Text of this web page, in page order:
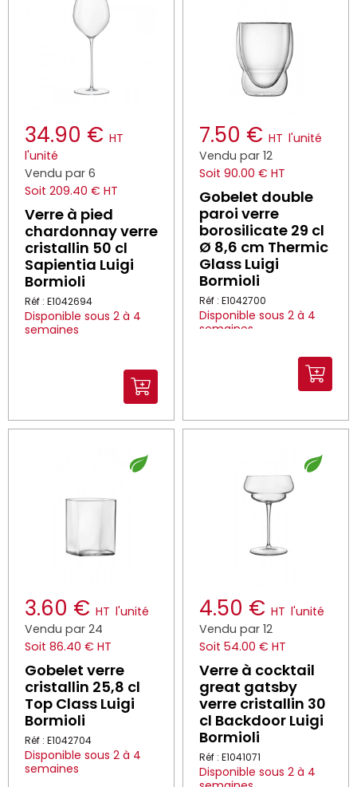
34.90 € HT
l'unité
Vendu par 6
Soit 209.40 € HT
Verre à pied
chardonnay verre
cristallin 50 cl
Sapientia Luigi
Bormioli
Réf : E1042694
Disponible sous 2 à 4
semaines
7.50 € HT l'unité
Vendu par 12
Soit 90.00 € HT
Gobelet double
paroi verre
borosilicate 29 cl
Ø 8,6 cm Thermic
Glass Luigi
Bormioli
Réf : E1042700
Disponible sous 2 à 4
semaines
3.60 € HT l'unité
Vendu par 24
Soit 86.40 € HT
Gobelet verre
cristallin 25,8 cl
Top Class Luigi
Bormioli
Réf : E1042704
Disponible sous 2 à 4
semaines
4.50 € HT l'unité
Vendu par 12
Soit 54.00 € HT
Verre à cocktail
great gatsby
verre cristallin 30
cl Backdoor Luigi
Bormioli
Réf : E1041071
Disponible sous 2 à 4